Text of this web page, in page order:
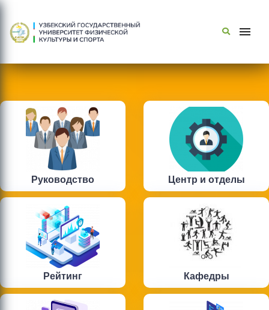
Руководство Центр и отделы
Рейтинг Кафедры